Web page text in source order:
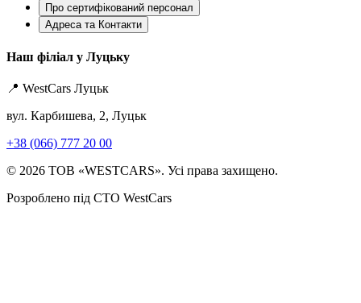
Про сертифікований персонал
Адреса та Контакти
Наш філіал у Луцьку
📍 WestCars Луцьк
вул. Карбишева, 2, Луцьк
+38 (066) 777 20 00
© 2026 ТОВ «WESTCARS». Усі права захищено.
Розроблено під СТО WestCars